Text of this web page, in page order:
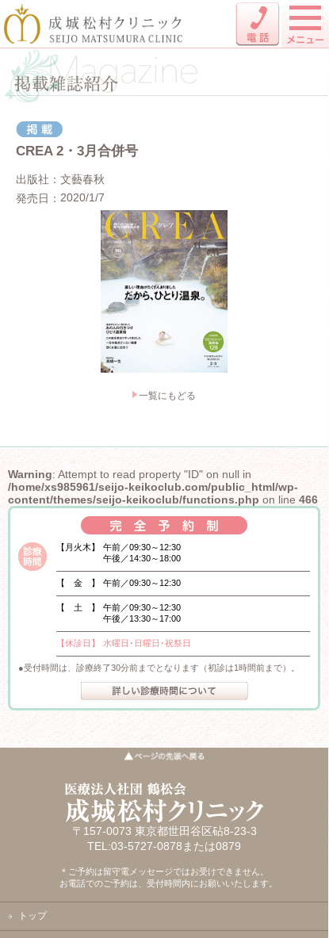
CREA 2・3月合併号
出版社
文藝春秋
発売日
2020/1/7
一覧にもどる
Warning: Attempt to read property "ID" on null in
/home/xs985961/seijo-keikoclub.com/public_html/wp-
content/themes/seijo-keikoclub/functions.php on line 466
【月火木】
午前／09:30～12:30
午後／14:30～18:00
【 金 】 午前／09:30～12:30
【 土 】
午前／09:30～12:30
午後／13:30～17:00
【休診日】 水曜日･日曜日･祝祭日
受付時間は、診療終了30分前までとなります（初診は1時間前まで）。
〒157-0073 東京都世田谷区砧8-23-3
TEL:03-5727-0878または0879
＊ご予約は留守電メッセージではお受けできません。
お電話でのご予約は、受付時間内にお願いいたします。
トップ